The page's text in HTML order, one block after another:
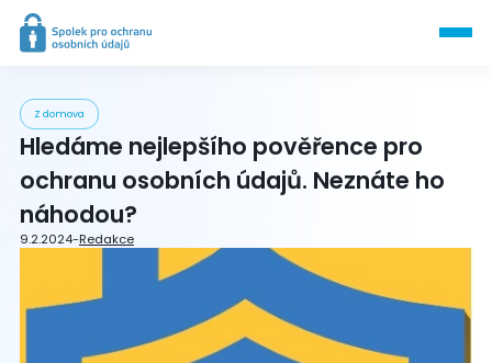
Z domova
Hledáme nejlepšího pověřence pro
ochranu osobních údajů. Neznáte ho
náhodou?
9.2.2024-Redakce